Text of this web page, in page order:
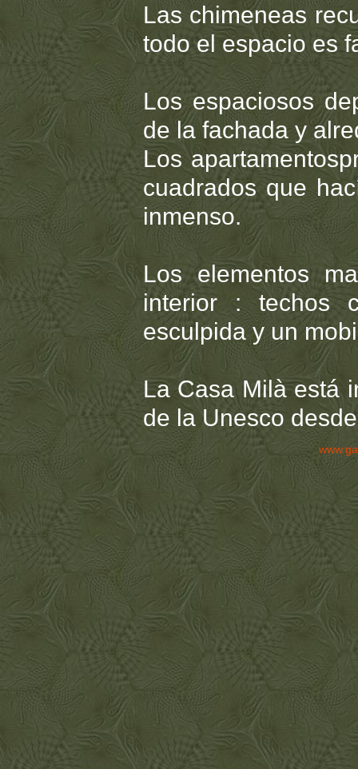
Las chimeneas
todo el espacio es
Los espaciosos
de la fachada y
Los
cuadrados que
inmenso.
Los elementos
interior : techos
esculpida y un
La Casa Milà está
de la Unesco